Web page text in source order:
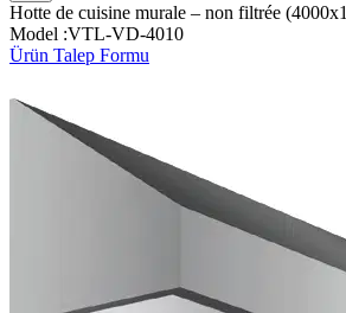
Hotte de cuisine murale – non filtrée
Model :VTL-VD-4010
Ürün Talep Formu